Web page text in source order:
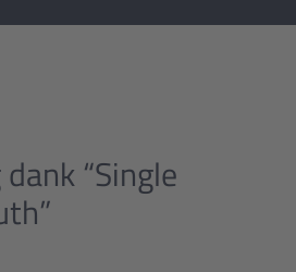
“Single